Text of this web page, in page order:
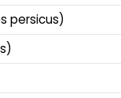
persicus)